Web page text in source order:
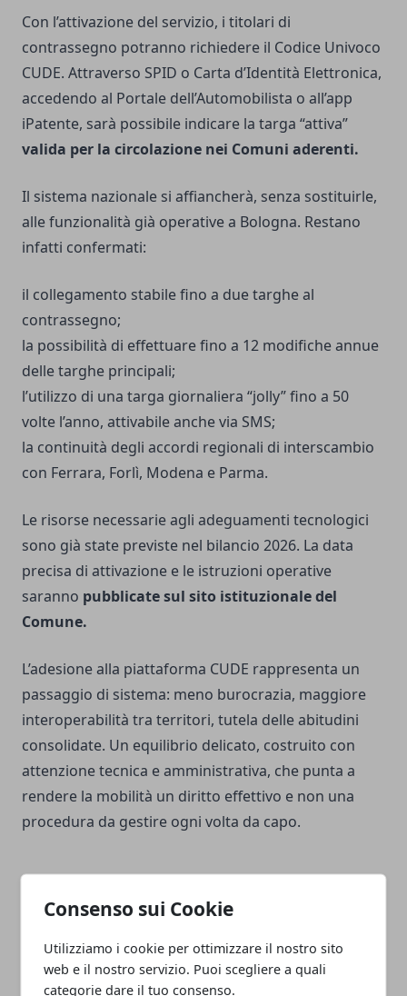
Consenso sui Cookie
Utilizziamo i cookie per ottimizzare il nostro sito
web e il nostro servizio. Puoi scegliere a quali
categorie dare il tuo consenso.
Con l’attivazione del servizio, i titolari di
contrassegno potranno richiedere il Codice Univoco
CUDE. Attraverso SPID o Carta d’Identità Elettronica,
accedendo al Portale dell’Automobilista o all’app
iPatente, sarà possibile indicare la targa “attiva”
valida per la circolazione nei Comuni aderenti.
Il sistema nazionale si affiancherà, senza sostituirle,
alle funzionalità già operative a Bologna. Restano
infatti confermati:
il collegamento stabile fino a due targhe al
contrassegno;
la possibilità di effettuare fino a 12 modifiche annue
delle targhe principali;
l’utilizzo di una targa giornaliera “jolly” fino a 50
volte l’anno, attivabile anche via SMS;
la continuità degli accordi regionali di interscambio
con Ferrara, Forlì, Modena e Parma.
Le risorse necessarie agli adeguamenti tecnologici
sono già state previste nel bilancio 2026. La data
precisa di attivazione e le istruzioni operative
saranno pubblicate sul sito istituzionale del
Comune.
L’adesione alla piattaforma CUDE rappresenta un
passaggio di sistema: meno burocrazia, maggiore
interoperabilità tra territori, tutela delle abitudini
consolidate. Un equilibrio delicato, costruito con
attenzione tecnica e amministrativa, che punta a
rendere la mobilità un diritto effettivo e non una
procedura da gestire ogni volta da capo.
FacebookTwitterWhatsapp